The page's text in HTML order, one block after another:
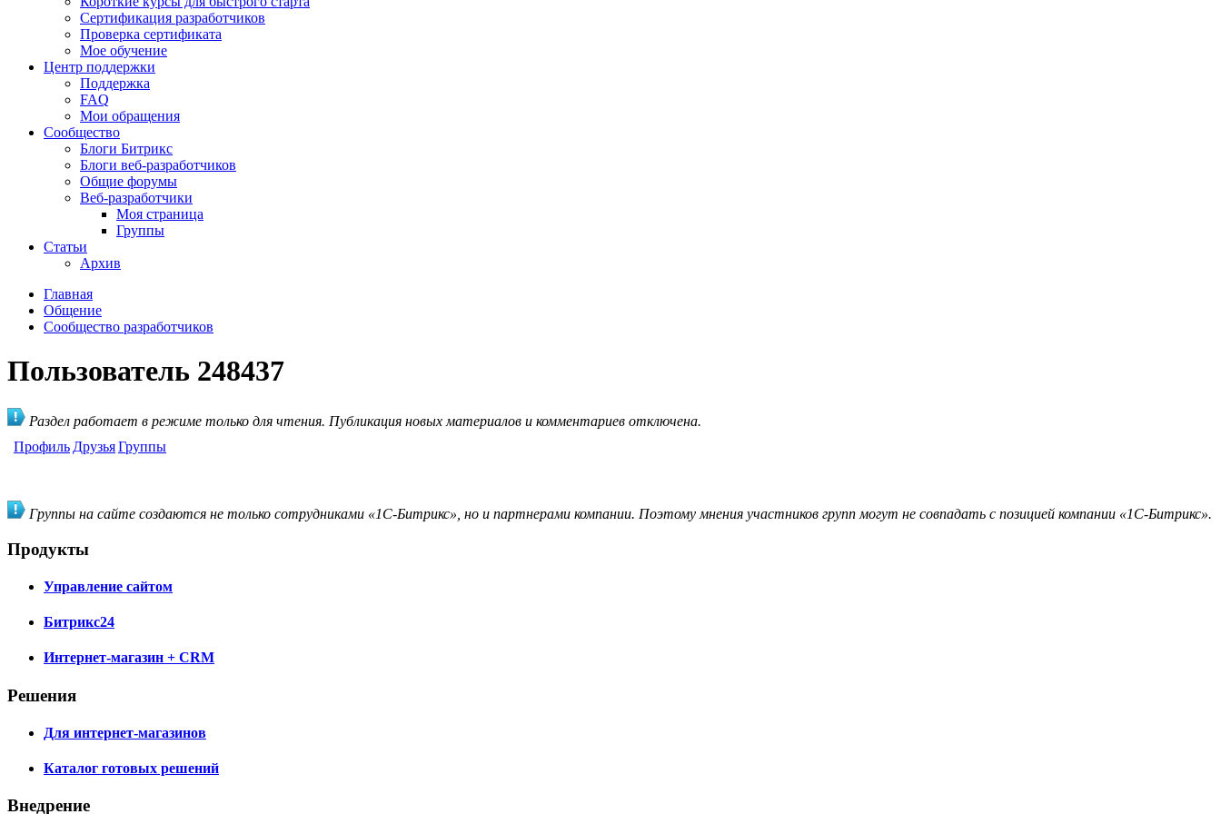
Сертификация разработчиков
Проверка сертификата
Мое обучение
Центр поддержки
Поддержка
FAQ
Мои обращения
Сообщество
Блоги Битрикс
Блоги веб-разработчиков
Общие форумы
Веб-разработчики
Моя страница
Группы
Статьи
Архив
Главная
Общение
Сообщество разработчиков
Пользователь 248437
Раздел работает в режиме только для чтения. Публикация новых материалов и комментариев отключена.
Профиль ДрузьяГруппы
Группы на сайте создаются не только сотрудниками «1С-Битрикс», но и партнерами компании. Поэтому мнения участников групп могут не совпадать с позицией компании «1С-Битрикс».
Продукты
Управление сайтом
Битрикс24
Интернет-магазин + CRM
Решения
Для интернет-магазинов
Каталог готовых решений
Внедрение